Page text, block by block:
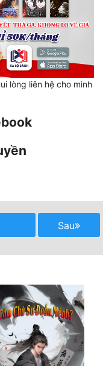
lòng liên hệ cho mình
Sau